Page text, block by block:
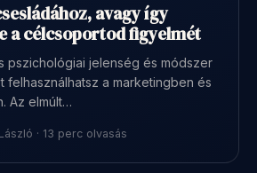
avagy így
a célcsoportod figyelmét
pszichológiai jelenség és módszer
felhasználhatsz a marketingben és
Az elmúlt…
· 13 perc olvasás